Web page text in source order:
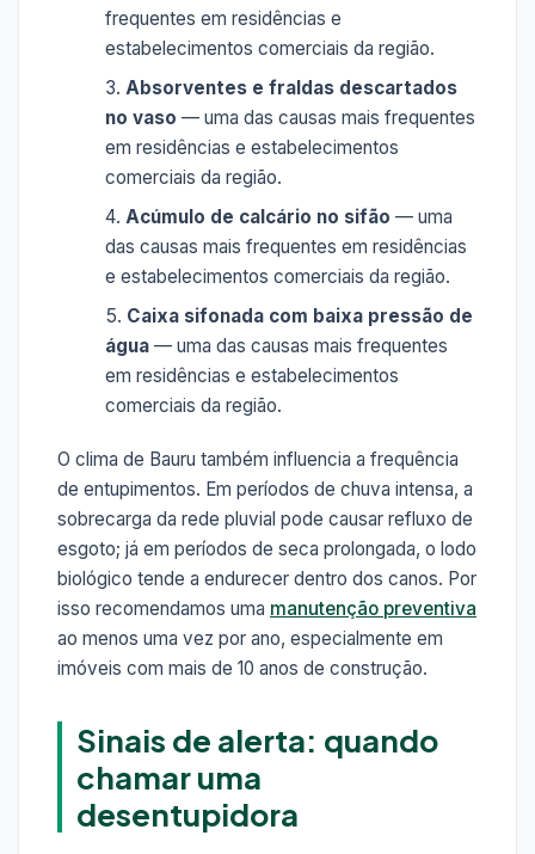
frequentes em residências e
estabelecimentos comerciais da região.
Absorventes e fraldas descartados
no vaso — uma das causas mais frequentes
em residências e estabelecimentos
comerciais da região.
Acúmulo de calcário no sifão — uma
das causas mais frequentes em residências
e estabelecimentos comerciais da região.
Caixa sifonada com baixa pressão de
água — uma das causas mais frequentes
em residências e estabelecimentos
comerciais da região.
O clima de Bauru também influencia a frequência
de entupimentos. Em períodos de chuva intensa, a
sobrecarga da rede pluvial pode causar refluxo de
esgoto; já em períodos de seca prolongada, o lodo
biológico tende a endurecer dentro dos canos. Por
isso recomendamos uma manutenção preventiva
ao menos uma vez por ano, especialmente em
imóveis com mais de 10 anos de construção.
Sinais de alerta: quando
chamar uma
desentupidora